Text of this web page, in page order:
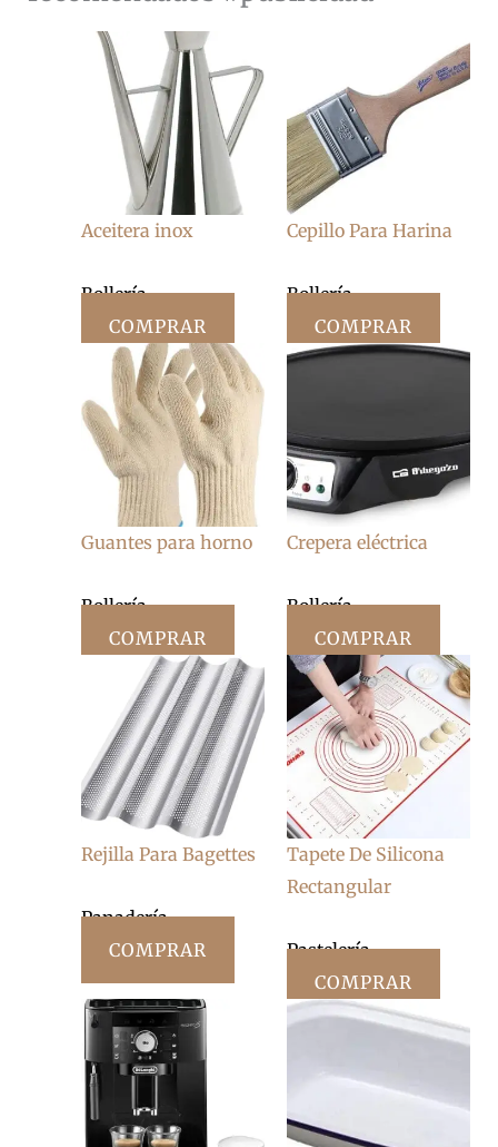
Aceitera inox
Bollería
COMPRAR
Cepillo Para Harina
Bollería
COMPRAR
Guantes para horno
Bollería
COMPRAR
Crepera eléctrica
Bollería
COMPRAR
Rejilla Para Bagettes
Panadería
COMPRAR
Tapete De Silicona
Rectangular
Pastelería
COMPRAR